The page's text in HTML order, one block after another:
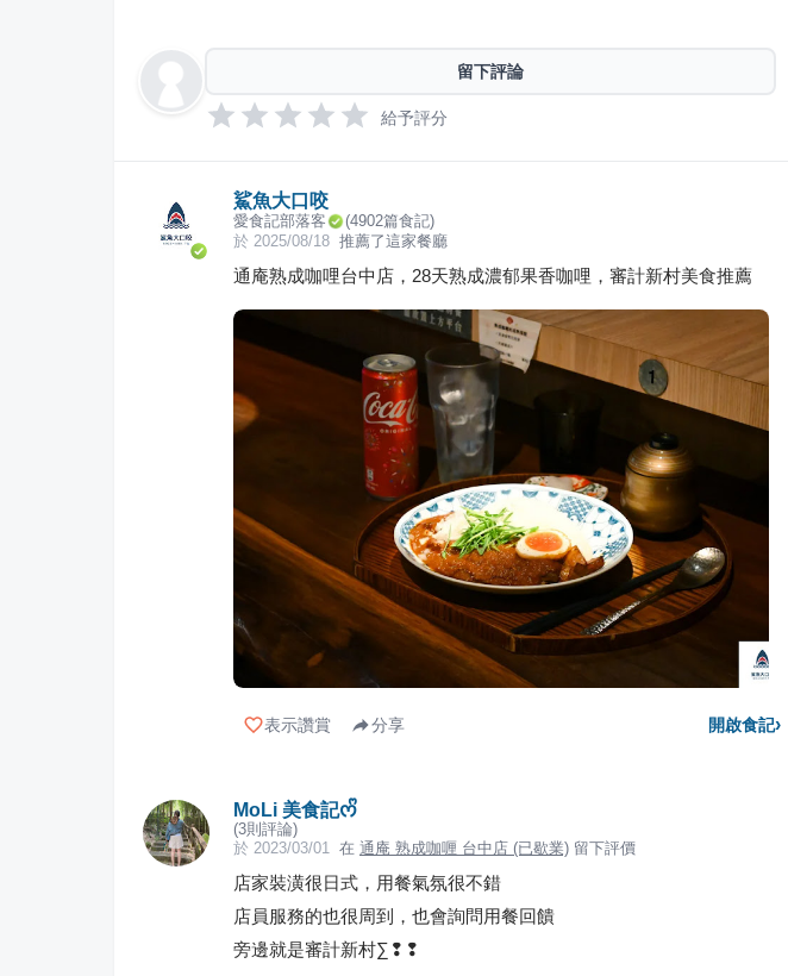
留下評論
給予評分
鯊魚大口咬
愛食記部落客 (4902篇食記)
於 2025/08/18 推薦了這家餐廳
通庵熟成咖哩台中店，28天熟成濃郁果香咖哩，審計新村美食推薦
表示讚賞 分享 開啟食記›
MoLi 美食記ᰔᩚ
(3則評論)
於 2023/03/01 在 通庵 熟成咖喱 台中店 (已歇業) 留下評價
店家裝潢很日式，用餐氣氛很不錯
店員服務的也很周到，也會詢問用餐回饋
旁邊就是審計新村∑❢❢